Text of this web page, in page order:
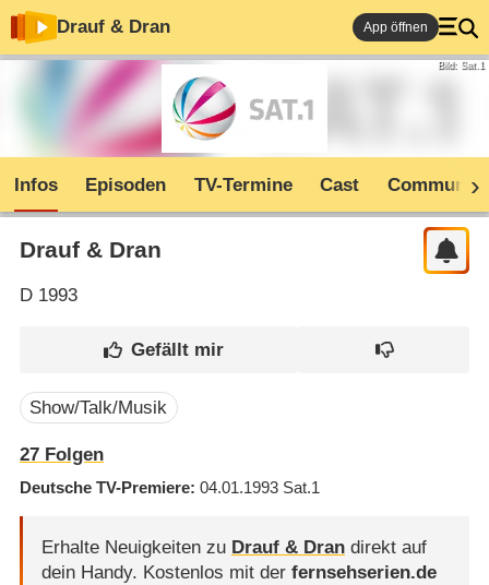
Drauf & Dran App öffnen
Bild: Sat.1
Infos Episoden TV-Termine Cast Community
Drauf & Dran
D1993
Show/Talk/Musik
27Folgen
Deutsche TV-Premiere 04.01.1993 Sat.1
Erhalte Neuigkeiten zu Drauf & Drandirekt auf
dein Handy. Kostenlos mit der fernsehserien.de